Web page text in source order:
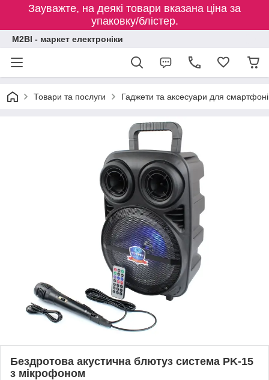
Зауважте, на деякі товари вказана ціна за
упаковку/блістер.
M2BI - маркет електроніки
Товари та послуги Гаджети та аксесуари для
Бездротова акустична блютуз система PK-15
з мікрофоном